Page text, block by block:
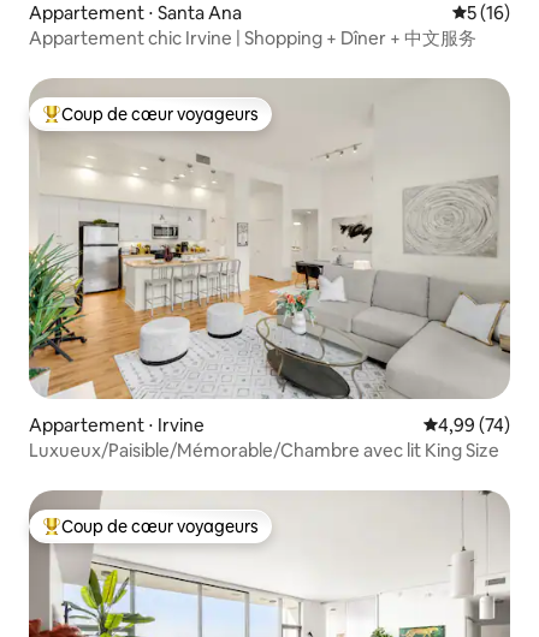
Appartement ⋅ Santa Ana
5 (16)
Appartement chic Irvine | Shopping + Dîner + 中文服务
Coups de cœur voyageurs les plus appréciés
Coup de cœur voyageurs
Appartement ⋅ Irvine Évaluation
4,99 (74)
Luxueux/Paisible/Mémorable/Chambre avec lit King Size
Coups de cœur voyageurs les plus appréciés
Coup de cœur voyageurs